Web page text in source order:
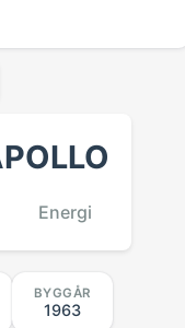
Energi
BYGGÅR
1963